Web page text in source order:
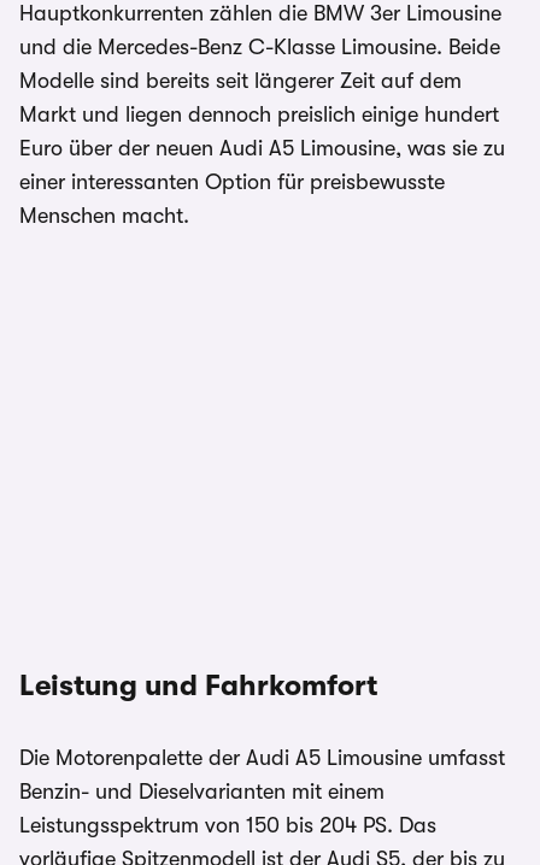
Hauptkonkurrenten zählen die BMW 3er Limousine
und die Mercedes-Benz C-Klasse Limousine. Beide
Modelle sind bereits seit längerer Zeit auf dem
Markt und liegen dennoch preislich einige hundert
Euro über der neuen Audi A5 Limousine, was sie zu
einer interessanten Option für preisbewusste
Menschen macht.
Leistung und Fahrkomfort
Die Motorenpalette der Audi A5 Limousine umfasst
Benzin- und Dieselvarianten mit einem
Leistungsspektrum von 150 bis 204 PS. Das
vorläufige Spitzenmodell ist der Audi S5, der bis zu